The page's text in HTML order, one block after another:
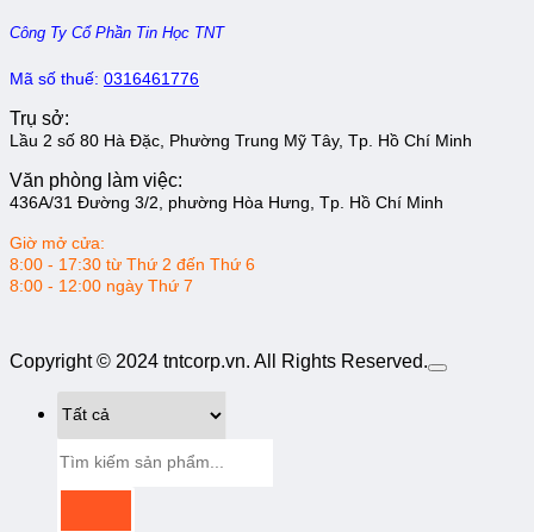
Công Ty Cổ Phần Tin Học TNT
Mã số thuế: 0316461776
Trụ sở:
Lầu 2 số 80 Hà Đặc, Phường Trung Mỹ Tây, Tp. Hồ Chí Minh
Văn phòng làm việc:
436A/31 Đường 3/2, phường Hòa Hưng, Tp. Hồ Chí Minh
Giờ mở cửa:
8:00 - 17:30 từ Thứ 2 đến Thứ 6
8:00 - 12:00 ngày Thứ 7
Copyright © 2024 tntcorp.vn. All Rights Reserved.
kiếm: